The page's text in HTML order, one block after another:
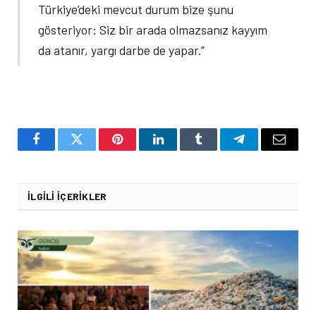
Türkiye’deki mevcut durum bize şunu
gösteriyor: Siz bir arada olmazsanız kayyım
da atanır, yargı darbe de yapar.”
FacebookTwitter PinterestLinkedInTumblr TelegramEmail
İLGILI İÇERIKLER